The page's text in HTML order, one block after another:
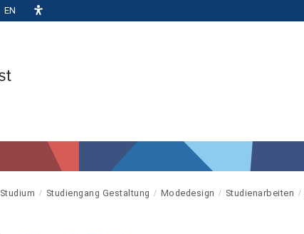
EN
Studium Studiengang Gestaltung Modedesign Studienarbeiten